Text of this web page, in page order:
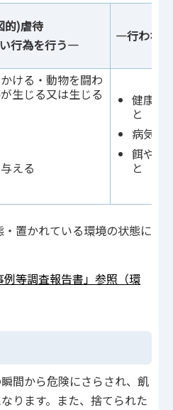
的)虐待
行為を行う―
―行わな
ける・動物を闘わ
生じる又は生じる
える
健康管
と
病気を
餌や水
と な
置かれている環境の状態に
例等調査報告書」参照（環
間から危険にさらされ、飢
ります。また、捨てられた